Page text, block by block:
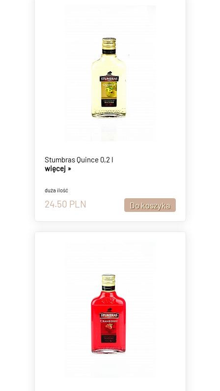
Stumbras Quince 0,2 l
więcej »
duża ilość
24.50 PLN